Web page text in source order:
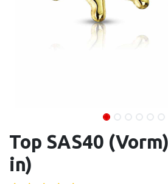
Top SAS40
in)